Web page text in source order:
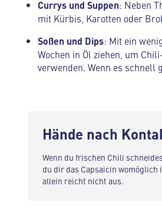
Currys und Suppen: Neben
mit Kürbis, Karotten oder
Soßen und Dips: Mit ein
Wochen in Öl ziehen, um
verwenden. Wenn es schnell
Hände nach
Wenn du frischen Chili
du dir das Capsaicin womöglich
allein reicht nicht aus.